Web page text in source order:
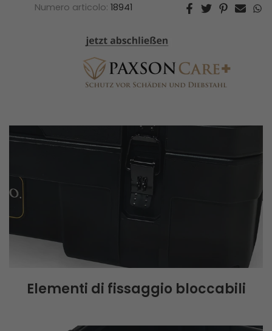
Numero articolo:18941
Elementi di fissaggio bloccabili